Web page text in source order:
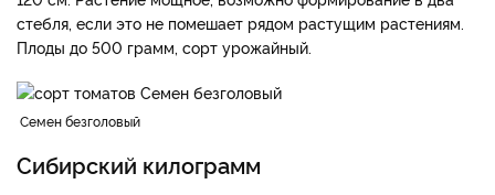
стебля, если это не помешает рядом растущим растениям.
Плоды до 500 грамм, сорт урожайный.
Семен безголовый
Сибирский килограмм